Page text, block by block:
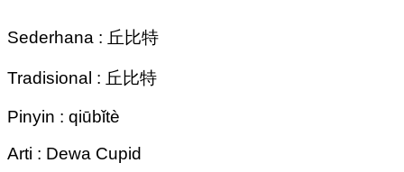
Sederhana : 丘比特
Tradisional : 丘比特
Pinyin : qiūbǐtè
Arti : Dewa Cupid